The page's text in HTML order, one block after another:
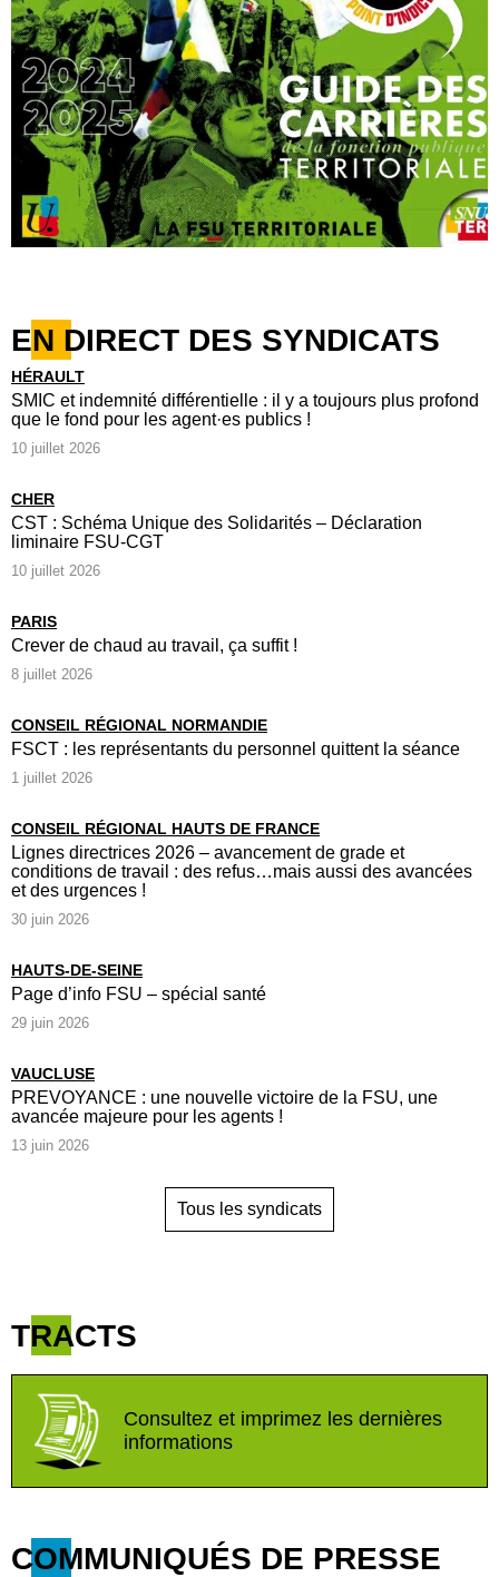
EN DIRECT DES SYNDICATS
HÉRAULT
SMIC et indemnité différentielle : il y a toujours plus profond
que le fond pour les agent·es publics !
10 juillet 2026
CHER
CST : Schéma Unique des Solidarités – Déclaration
liminaire FSU-CGT
10 juillet 2026
PARIS
Crever de chaud au travail, ça suffit !
8 juillet 2026
CONSEIL RÉGIONAL NORMANDIE
FSCT : les représentants du personnel quittent la séance
1 juillet 2026
CONSEIL RÉGIONAL HAUTS DE FRANCE
Lignes directrices 2026 – avancement de grade et
conditions de travail : des refus…mais aussi des avancées
et des urgences !
30 juin 2026
HAUTS-DE-SEINE
Page d’info FSU – spécial santé
29 juin 2026
VAUCLUSE
PREVOYANCE : une nouvelle victoire de la FSU, une
avancée majeure pour les agents !
13 juin 2026
Tous les syndicats
TRACTS
Consultez et imprimez les dernières
informations
COMMUNIQUÉS DE PRESSE